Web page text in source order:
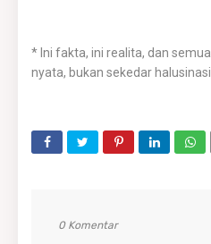
* Ini fakta, ini realita, dan
nyata, bukan sekedar
0 Komentar